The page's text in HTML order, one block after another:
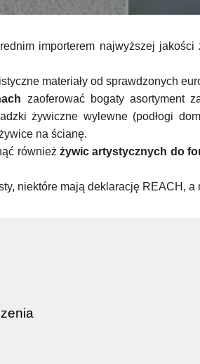
importerem najwyższej
materiały od sprawdzonych
zaoferować bogaty asortyment
żywiczne wylewne (podłogi
na ścianę.
również żywic artystycznych do
niektóre mają deklarację REACH, a